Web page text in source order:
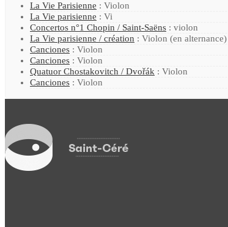
La Vie Parisienne : Violon
La Vie parisienne : Vi
Concertos n°1 Chopin / Saint-Saëns : violon
La Vie parisienne / création : Violon (en alternance)
Canciones : Violon
Canciones : Violon
Quatuor Chostakovitch / Dvořák : Violon
Canciones : Violon